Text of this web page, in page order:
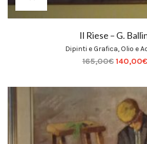
Il Riese – G.
Dipinti e Grafica,Olio e
165,00€ 140,00€